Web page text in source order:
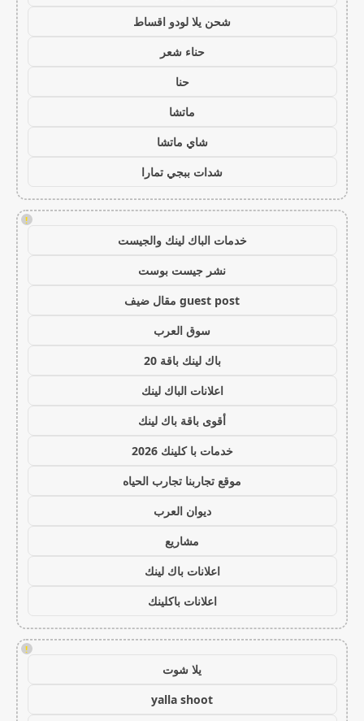
شحن يلا لودو اقساط
حناء شعر
حنا
ماتشا
شاي ماتشا
شدات ببجي تمارا
!
خدمات الباك لينك والجيست
نشر جيست بوست
guest post مقال ضيف
سوق العرب
باك لينك باقة 20
اعلانات الباك لينك
أقوى باقة باك لينك
خدمات با كلينك 2026
موقع تجاربنا تجارب الحياه
ديوان العرب
مشاريع
اعلانات باك لينك
اعلانات باكلينك
!
يلا شوت
yalla shoot